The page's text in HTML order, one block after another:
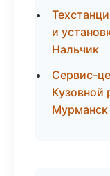
и
Нальчик
Сервис-
Кузовной
Мурманск